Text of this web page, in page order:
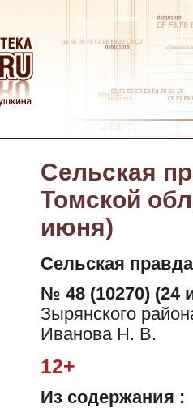
Сельская
Томской
июня)
Сельская
№ 48 (10270) (24
Зырянского
Иванова Н. В.
12+
Из содержания :